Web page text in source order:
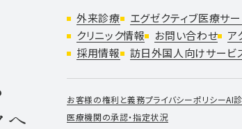
へ
外来診療 エグゼクティブ医療サ
クリニック情報
お問い合わせ ア
採用情報
訪日外国人向けサービ
お客様の権利と義務プライバシーポリシーAI
医療機関の承認・指定状況